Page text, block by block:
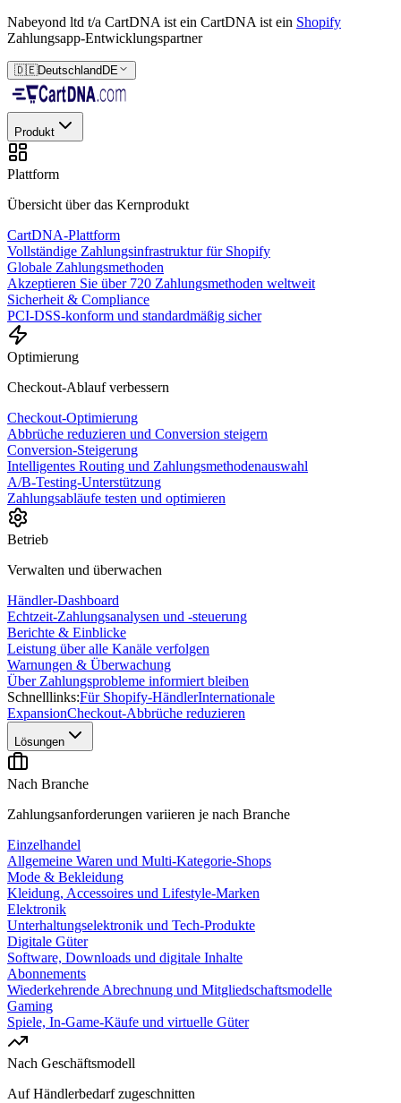
Nabeyond ltd t/a CartDNA ist ein CartDNA ist ein Shopify
Zahlungsapp-Entwicklungspartner
🇩🇪Deutschland DE
Produkt
Plattform
Übersicht über das Kernprodukt
CartDNA-Plattform
Vollständige Zahlungsinfrastruktur für Shopify
Globale Zahlungsmethoden
Akzeptieren Sie über 720 Zahlungsmethoden weltweit
Sicherheit & Compliance
PCI-DSS-konform und standardmäßig sicher
Optimierung
Checkout-Ablauf verbessern
Checkout-Optimierung
Abbrüche reduzieren und Conversion steigern
Conversion-Steigerung
Intelligentes Routing und Zahlungsmethodenauswahl
A/B-Testing-Unterstützung
Zahlungsabläufe testen und optimieren
Betrieb
Verwalten und überwachen
Händler-Dashboard
Echtzeit-Zahlungsanalysen und -steuerung
Berichte & Einblicke
Leistung über alle Kanäle verfolgen
Warnungen & Überwachung
Über Zahlungsprobleme informiert bleiben
Schnelllinks:Für Shopify-HändlerInternationale
ExpansionCheckout-Abbrüche reduzieren
Lösungen
Nach Branche
Zahlungsanforderungen variieren je nach Branche
Einzelhandel
Allgemeine Waren und Multi-Kategorie-Shops
Mode & Bekleidung
Kleidung, Accessoires und Lifestyle-Marken
Elektronik
Unterhaltungselektronik und Tech-Produkte
Digitale Güter
Software, Downloads und digitale Inhalte
Abonnements
Wiederkehrende Abrechnung und Mitgliedschaftsmodelle
Gaming
Spiele, In-Game-Käufe und virtuelle Güter
Nach Geschäftsmodell
Auf Händlerbedarf zugeschnitten